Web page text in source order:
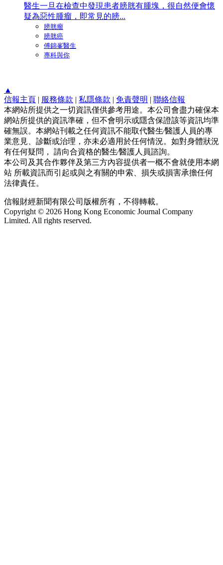
醫生一旦在檢查中發現患者膀胱有腫塊，很自然便會懷
疑為惡性腫瘤，即常見的膀...
膀胱瘤
膀胱癌
傅錦峯醫生
專科與你
▲
信報主頁 | 服務條款 | 私隱條款 | 免責聲明 | 聯絡信報
本網站所提供之一切資訊僅供參考用途。本公司會盡力確保本
網站所提供的資訊準確，但不會明示或隱含保證該等資訊均準
確無誤。本網站刊載之任何資訊不能取代醫生∕醫護人員的專
業意見、診斷或治理，亦未必適用於任何情況。如對身體狀況
有任何疑問， 請向合資格的醫生∕醫護人員諮詢。
本公司及其合作夥伴及第三方內容提供者一概不會就使用本網
站 所載資訊而引起或與之有關的申索、損失或損害承擔任何
法律責任。
信報財經新聞有限公司版權所有，不得轉載。
Copyright © 2026 Hong Kong Economic Journal Company
Limited. All rights reserved.